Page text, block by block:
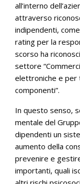
all’interno
attraverso
indipendenti,
rating per la
scorso ha
settore
elettroniche e per
componenti”.
In questo senso,
mentale del
dipendenti un
aumento della
prevenire e
importanti, quali